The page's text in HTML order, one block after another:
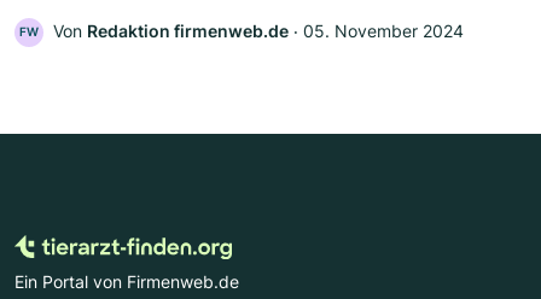
FW Von Redaktion firmenweb.de ‧ 05. November 2024
Ein Portal von Firmenweb.de